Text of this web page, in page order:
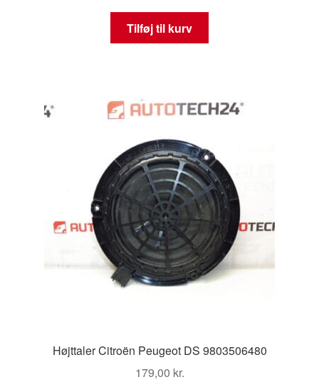
Tilføj til kurv
Højttaler Citroën Peugeot DS 9803506480
179,00 kr.